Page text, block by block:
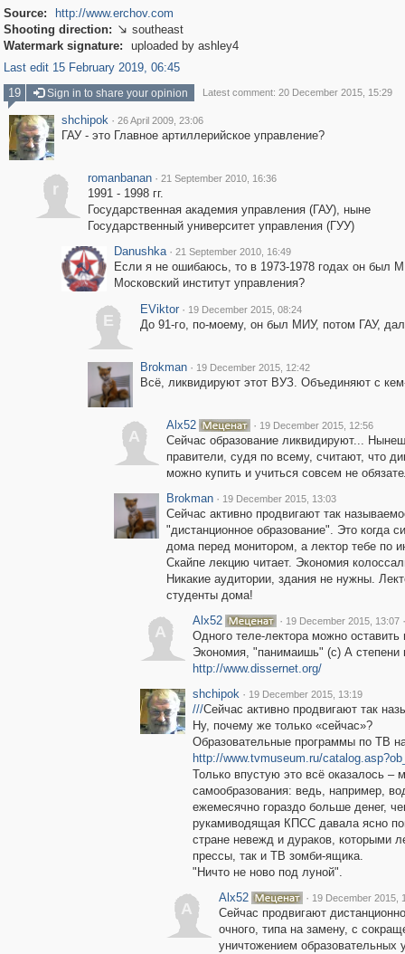
Source:
http://www.erchov.com
Shooting direction:  southeast
Watermark signature:
uploaded by ashley4
Last edit 15 February 2019, 06:45
19
Sign in to share your opinion Latest comment: 20 December 2015, 15:29
shchipok · 26 April 2009, 23:06
ГАУ - это Главное артиллерийское управление?
r
romanbanan · 21 September 2010, 16:36
1991 - 1998 гг.
Государственная академия управления (ГАУ), ныне
Государственный университет управления (ГУУ)
Danushka · 21 September 2010, 16:49
Если я не ошибаюсь, то в 1973-1978 годах он был
Московский институт управления?
E
EViktor · 19 December 2015, 08:24
До 91-го, по-моему, он был МИУ, потом ГАУ,
Brokman · 19 December 2015, 12:42
Всё, ликвидируют этот ВУЗ. Объединяют с
A
Alx52 · 19 December 2015, 12:56
Сейчас образование ликвидируют...
правители, судя по всему, считают, что
можно купить и учиться совсем не
Brokman · 19 December 2015, 13:03
Сейчас активно продвигают так
"дистанционное образование". Это когда
дома перед монитором, а лектор тебе по
Скайпе лекцию читает. Экономия
Никакие аудитории, здания не нужны.
студенты дома!
A
Alx52 · 19 December 2015, 13:07 ·
Одного теле-лектора можно
Экономия, "панимаишь" (с) А степени
http://www.dissernet.org/
shchipok · 19 December 2015, 13:19
///Сейчас активно продвигают так
Ну, почему же только «сейчас»?
Образовательные программы по ТВ
http://www.tvmuseum.ru/
Только впустую это всё оказалось –
самообразования: ведь, например,
ежемесячно гораздо больше денег,
рукамиводящая КПСС давала ясно
стране невежд и дураков, которыми
прессы, так и ТВ зомби-ящика.
"Ничто не ново под луной".
A
Alx52 · 19 December 2015,
Сейчас продвигают
очного, типа на замену, с
уничтожением